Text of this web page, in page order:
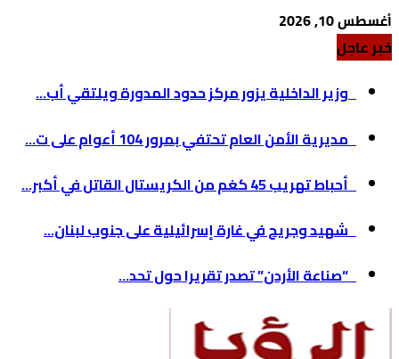
أغسطس 10, 2026
خبر عاجل
وزير الداخلية يزور مركز حدود المدورة ويلتقي أب...
مديرية الأمن العام تحتفي بمرور 104 أعوام على ت...
أحباط تهريب 45 كغم من الكريستال القاتل في أكبر...
شهيد وجريح في غارة إسرائيلية على جنوب لبنان...
“صناعة الأردن” تصدر تقريرا حول تحد...